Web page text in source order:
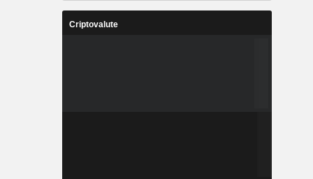
Criptovalute